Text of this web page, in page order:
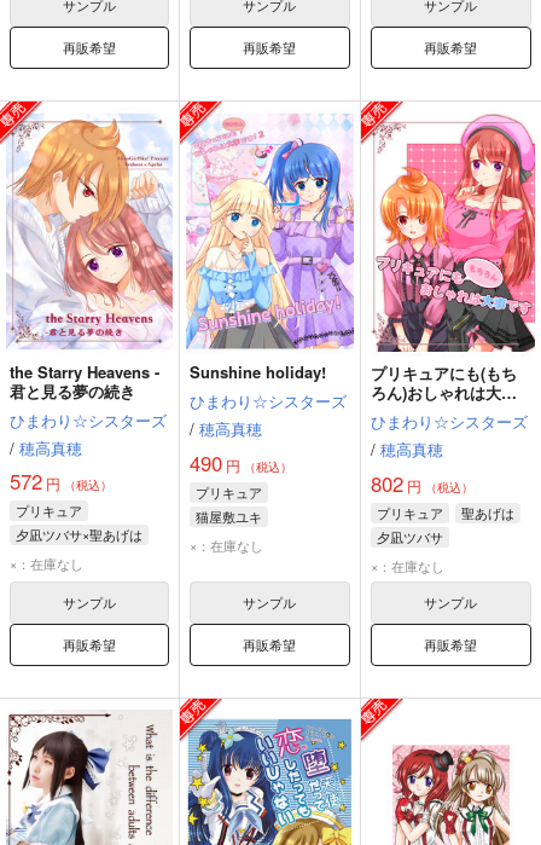
サンプル
再販希望
サンプル
再販希望
サンプル
再販希望
the Starry Heavens -
君と見る夢の続き
ひまわり☆シスターズ
/ 穂高真穂
572 円 （税込）
プリキュア
夕凪ツバサ×聖あげは
夕凪ツバサ
×：在庫なし
サンプル
再販希望
Sunshine holiday!
ひまわり☆シスターズ
/ 穂高真穂
490 円 （税込）
プリキュア
猫屋敷ユキ
ソラ・ハレワタール
×：在庫なし
サンプル
再販希望
プリキュアにも(もち
ろん)おしゃれは大事
です
ひまわり☆シスターズ
/ 穂高真穂
802円 （税込）
プリキュア
聖あげは
夕凪ツバサ
×：在庫なし
サンプル
再販希望